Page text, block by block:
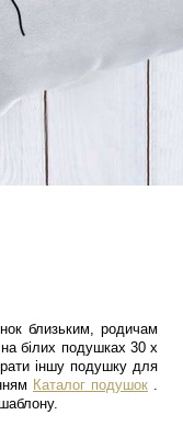
близьким, родичам
білих подушках 30 х
іншу подушку для
Каталог подушок .